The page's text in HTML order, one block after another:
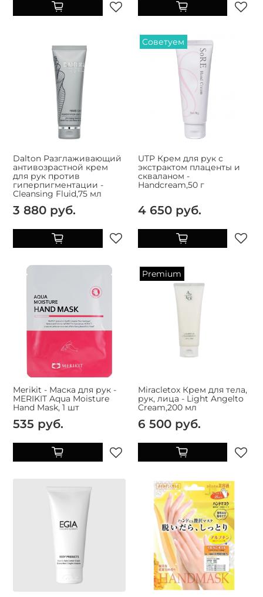
Dalton Разглаживающий
антивозрастной крем
для рук против
гиперпигментации -
Cleansing Fluid,75 мл
3 880 руб.
Советуем
UTP Крем для рук с
экстрактом плаценты и
скваланом -
Handcream,50 г
4 650 руб.
Merikit - Маска для рук -
MERIKIT Aqua Moisture
Hand Mask, 1 шт
535 руб.
Premium
Miracletox Крем для тела,
рук, лица - Light Angelto
Cream,200 мл
6 500 руб.